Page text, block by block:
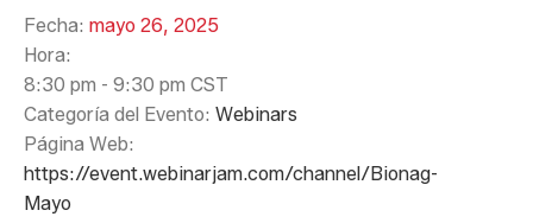
Fecha: mayo 26, 2025
Hora:
8:30 pm - 9:30 pm CST
Categoría del Evento: Webinars
Página Web:
https://event.webinarjam.com/channel/Bionag-
Mayo